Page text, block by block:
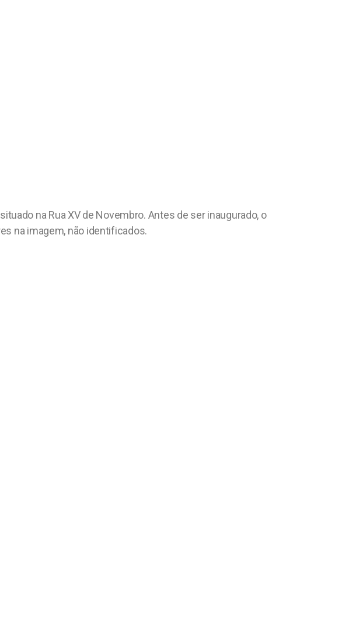
na Rua XV de Novembro. Antes de ser inaugurado, o
na imagem, não identificados.